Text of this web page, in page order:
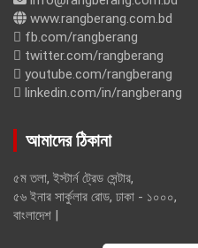
www.rangberang.com.bd
fb.com/rangberang
twitter.com/rangberang
youtube.com/rangberang
linkedin.com/in/rangberang
আমাদের ঠিকানা
৫ম তলা, ইস্টার্ন ট্রেড সেন্টার,
৫৬ ইনার সার্কুলার রোড, ঢাকা - ১০০০,
বাংলাদেশ |